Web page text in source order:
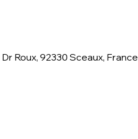
Roux, 92330 Sceaux, France